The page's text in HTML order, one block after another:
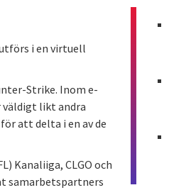
i en virtuell
Strike. Inom e-
likt andra
att delta i en av de
Kanaliiga, CLGO och
samarbetspartners